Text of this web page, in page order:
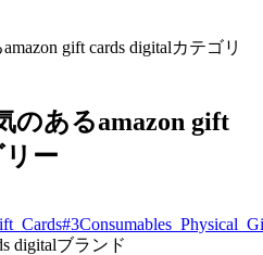
gift cards digitalカテゴリ
のあるamazon gift
ー
#3
digitalブランド